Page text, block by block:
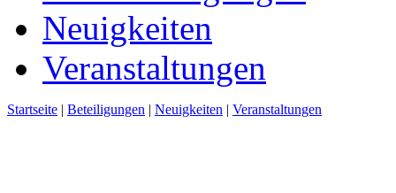
Neuigkeiten
Veranstaltungen
Startseite | Beteiligungen | Neuigkeiten | Veranstaltungen